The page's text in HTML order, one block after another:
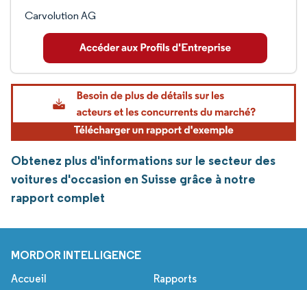
Carvolution AG
Obtenez plus d'informations sur le secteur des
voitures d'occasion en Suisse grâce à notre
rapport complet
MORDOR INTELLIGENCE
Accueil Rapports